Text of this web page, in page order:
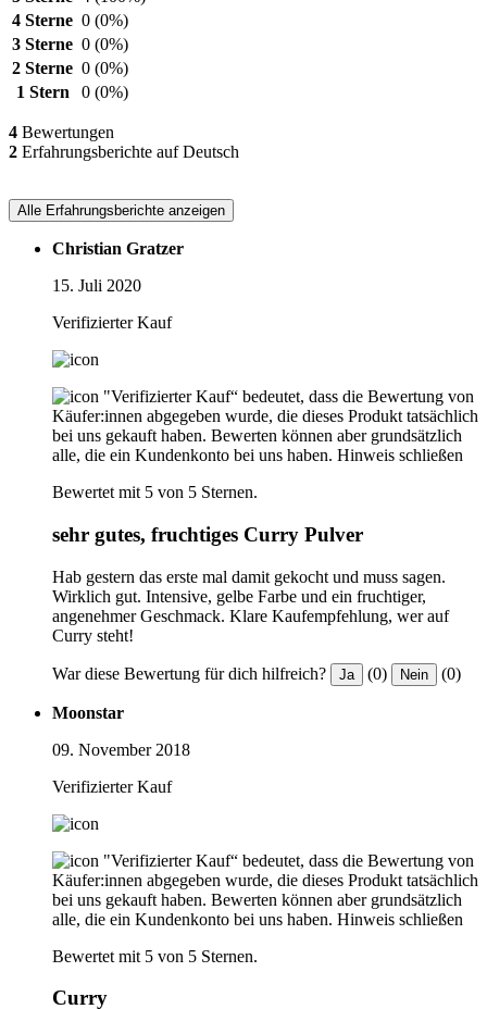
4 Sterne 0 (0%)
3 Sterne 0 (0%)
2 Sterne 0 (0%)
1 Stern
0 (0%)
4 Bewertungen
2 Erfahrungsberichte auf Deutsch
Alle Erfahrungsberichte anzeigen
Christian Gratzer
15. Juli 2020
Verifizierter Kauf
"Verifizierter Kauf“ bedeutet, dass die Bewertung von
Käufer:innen abgegeben wurde, die dieses Produkt tatsächlich
bei uns gekauft haben. Bewerten können aber grundsätzlich
alle, die ein Kundenkonto bei uns haben. Hinweis schließen
Bewertet mit 5 von 5 Sternen.
sehr gutes, fruchtiges Curry Pulver
Hab gestern das erste mal damit gekocht und muss sagen.
Wirklich gut. Intensive, gelbe Farbe und ein fruchtiger,
angenehmer Geschmack. Klare Kaufempfehlung, wer auf
Curry steht!
War diese Bewertung für dich hilfreich? Ja (0) Nein (0)
Moonstar
09. November 2018
Verifizierter Kauf
"Verifizierter Kauf“ bedeutet, dass die Bewertung von
Käufer:innen abgegeben wurde, die dieses Produkt tatsächlich
bei uns gekauft haben. Bewerten können aber grundsätzlich
alle, die ein Kundenkonto bei uns haben. Hinweis schließen
Bewertet mit 5 von 5 Sternen.
Curry